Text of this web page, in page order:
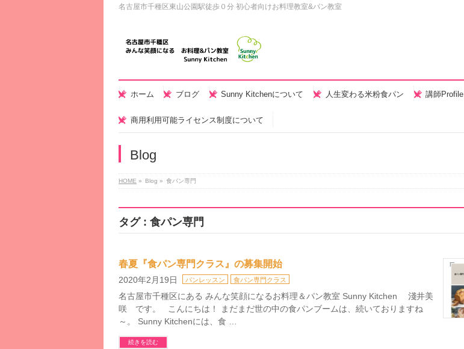
名古屋市千種区東山公園駅徒歩０分 初心者向けお料理教室&パン教室
ホーム ブログ Sunny Kitchenについて 人生変わる米粉食パン 講師Profile
商用利用可能ライセンス制度について
Blog
HOME » Blog » 食パン専門
タグ : 食パン専門
春夏『食パン専門クラス』の募集開始
2020年2月19日 パンレッスン 食パン専門クラス
名古屋市千種区にある みんな笑顔になるお料理＆パン教室 Sunny Kitchen 淺井美
咲 です。 こんにちは！ まだまだ世の中の食パンブームは、続いておりますね
～。 Sunny Kitchenには、食 …
続きを読む